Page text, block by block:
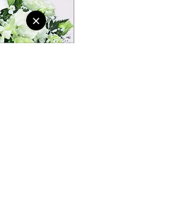
×